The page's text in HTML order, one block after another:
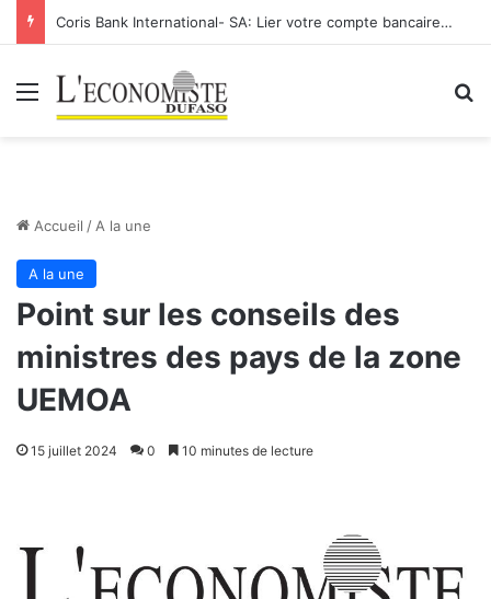
Coris Bank International- SA: Lier votre compte bancaire à votre Orange Money
Menu
Accueil / A la une
A la une
Point sur les conseils des
ministres des pays de la zone
UEMOA
15 juillet 2024 0 10 minutes de lecture